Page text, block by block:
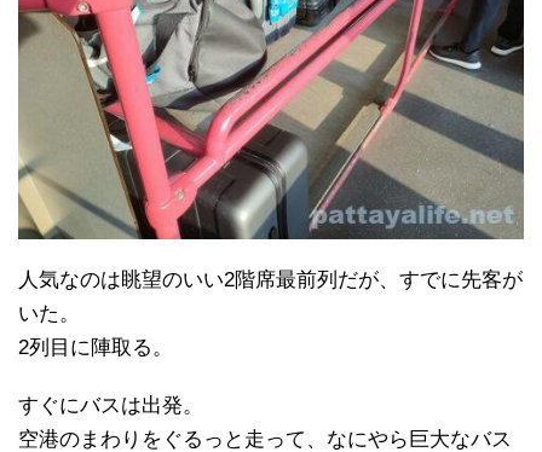
人気なのは眺望のいい2階席最前列だが、すでに先客が
いた。
2列目に陣取る。
すぐにバスは出発。
空港のまわりをぐるっと走って、なにやら巨大なバス